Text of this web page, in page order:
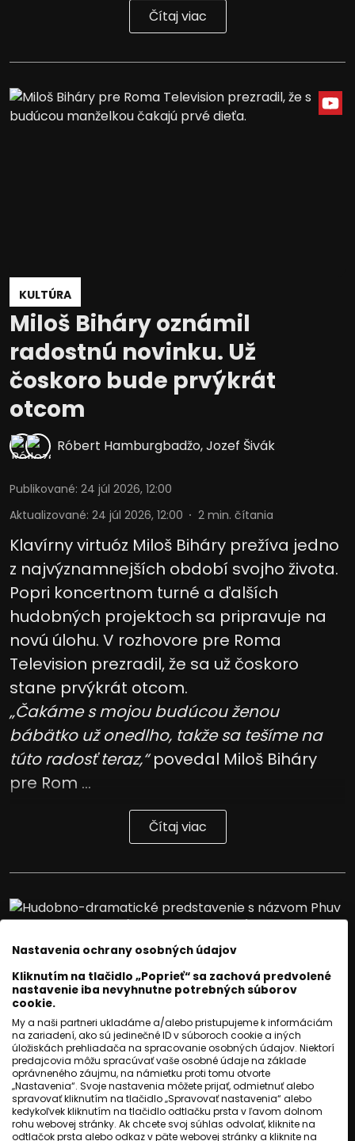
Čítaj viac
KULTÚRA
Miloš Biháry oznámil
radostnú novinku. Už
čoskoro bude prvýkrát
otcom
Róbert Hamburgbadžo,Jozef Šivák
Publikované: 24 júl 2026, 12:00
Aktualizované: 24 júl 2026, 12:00 2 min. čítania
Klavírny virtuóz Miloš Biháry prežíva jedno
z najvýznamnejších období svojho života.
Popri koncertnom turné a ďalších
hudobných projektoch sa pripravuje na
novú úlohu. V rozhovore pre Roma
Television prezradil, že sa už čoskoro
stane prvýkrát otcom.
„Čakáme s mojou budúcou ženou
bábätko už onedlho, takže sa tešíme na
túto radosť teraz,“povedal Miloš Biháry
pre Rom ...
Čítaj viac
KULTÚRA
Romathan uvedie
Nastavenia ochrany osobných údajov
Kliknutím na tlačidlo „Poprieť“ sa zachová predvolené
nastavenie iba nevyhnutne potrebných súborov
cookie.
My a naši partneri ukladáme a/alebo pristupujeme k informáciám
na zariadení, ako sú jedinečné ID v súboroch cookie a iných
úložiskách prehliadača na spracovanie osobných údajov. Niektorí
predajcovia môžu spracúvať vaše osobné údaje na základe
oprávneného záujmu, na námietku proti tomu otvorte
„Nastavenia“. Svoje nastavenia môžete prijať, odmietnuť alebo
spravovať kliknutím na tlačidlo „Spravovať nastavenia“ alebo
kedykoľvek kliknutím na tlačidlo odtlačku prsta v ľavom dolnom
rohu webovej stránky. Ak chcete svoj súhlas odvolať, kliknite na
odtlačok prsta alebo odkaz v päte webovej stránky a kliknite na